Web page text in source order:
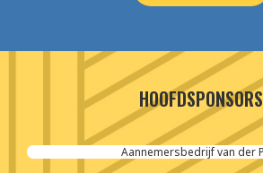
HOOFDSPONSORS
Cordeel Nederland